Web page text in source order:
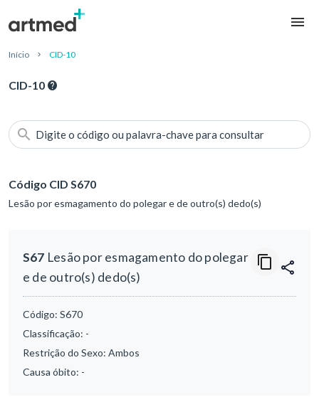
Início CID-10
CID-10
Digite o código ou palavra-chave para consultar
Código CID S670
Lesão por esmagamento do polegar e de outro(s) dedo(s)
S67 Lesão por esmagamento do polegar
e de outro(s) dedo(s)
Código: S670
Classificação: -
Restrição do Sexo: Ambos
Causa óbito: -